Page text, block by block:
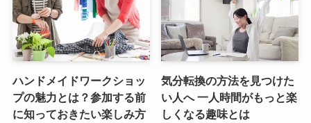
ハンドメイドワークショッ
プの魅力とは？参加する前
に知っておきたい楽しみ方
気分転換の方法を見つけた
い人へ 一人時間がもっと楽
しくなる趣味とは